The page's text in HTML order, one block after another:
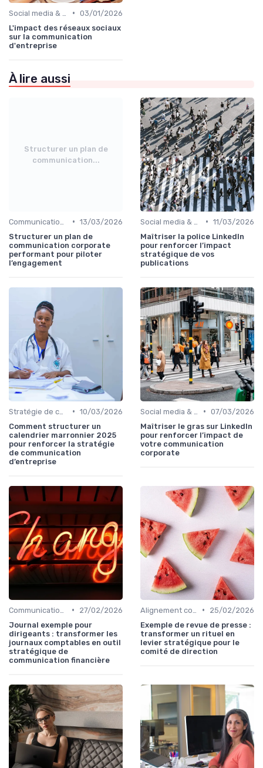
• 03/01/2026
L'impact des réseaux sociaux
sur la communication
d'entreprise
À lire aussi
Structurer un plan de
communication...
• 13/03/2026
Structurer un plan de
communication corporate
performant pour piloter
l’engagement
• 11/03/2026
Maîtriser la police LinkedIn
pour renforcer l’impact
stratégique de vos
publications
• 10/03/2026
Comment structurer un
calendrier marronnier 2025
pour renforcer la stratégie
de communication
d’entreprise
• 07/03/2026
Maîtriser le gras sur LinkedIn
pour renforcer l’impact de
votre communication
corporate
•
27/02/2026
Journal exemple pour
dirigeants : transformer les
journaux comptables en outil
stratégique de
communication financière
•
25/02/2026
Exemple de revue de presse :
transformer un rituel en
levier stratégique pour le
comité de direction